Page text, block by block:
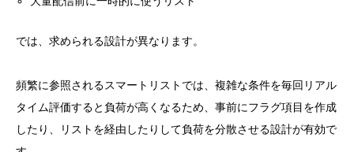
では、求められる設計が異なります。
頻繁に参照されるスマートリストでは、複雑な条件を毎回リアル
タイム評価すると負荷が高くなるため、事前にフラグ項目を作成
したり、リストを経由したりして負荷を分散させる設計が有効で